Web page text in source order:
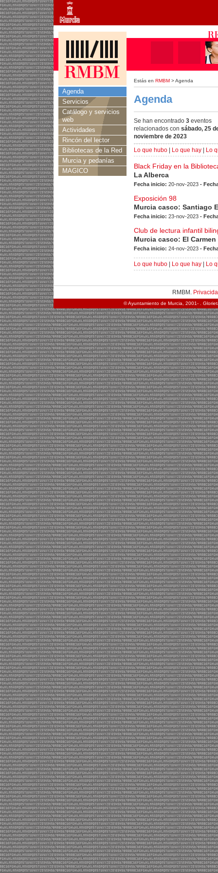
Estás en RMBM > Agenda
Agenda
Servicios
Catálogo y servicios
web
Actividades
Rincón del lector
Bibliotecas de la Red
Murcia y pedanías
MAGICO
Agenda
Se han encontrado 3 eventos
relacionados con sábado, 25
noviembre de 2023
Lo que hubo
Lo que hay Lo
Black Friday en la
La Alberca
Fecha inicio: 20-nov-2023 -
Exposición 98
Murcia casco: Santiago
Fecha inicio: 23-nov-2023 -
Club de lectura infantil
Murcia casco: El Carmen
Fecha inicio: 24-nov-2023 -
Lo que hubo Lo que hay Lo
RMBM.
© Ayuntamiento de Murcia, 2001- .